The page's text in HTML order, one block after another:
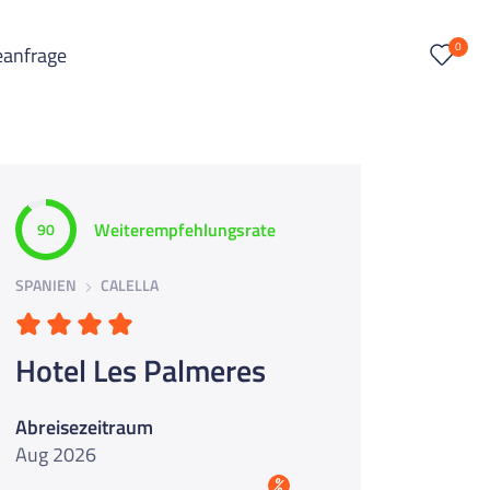
0
90 Weiterempfehlungsrate
SPANIEN CALELLA
Hotel Les Palmeres
Abreisezeitraum
Aug 2026